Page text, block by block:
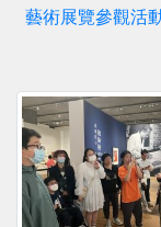
藝術展覽參觀活